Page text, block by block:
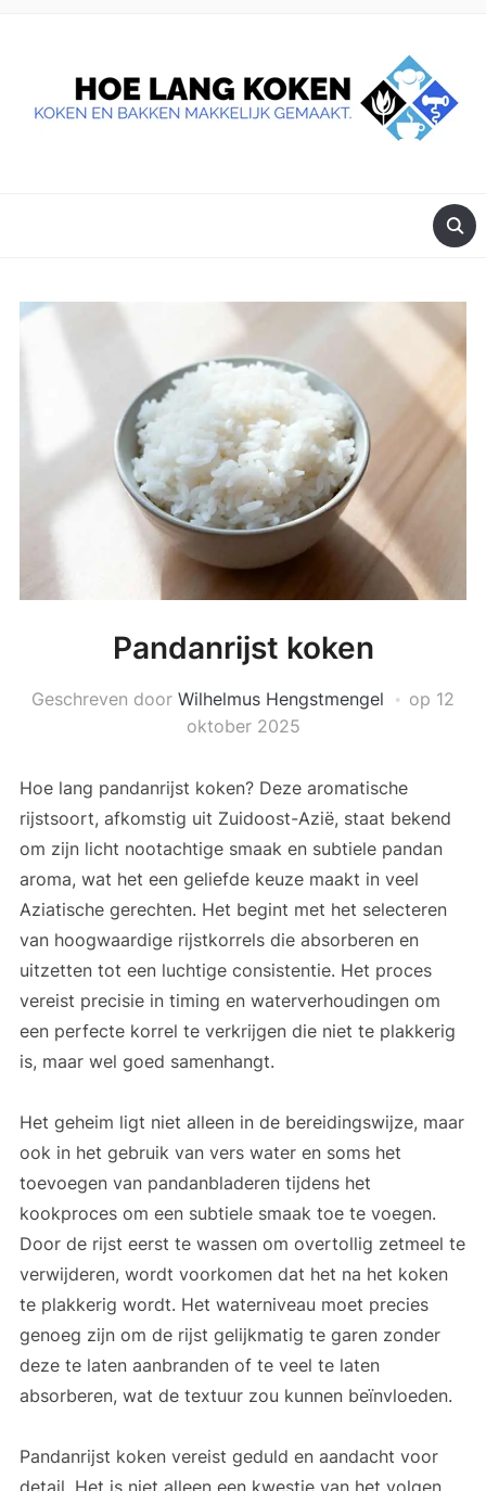
Pandanrijst koken
Geschreven door Wilhelmus Hengstmengel op 12
oktober 2025
Hoe lang pandanrijst koken? Deze aromatische
rijstsoort, afkomstig uit Zuidoost-Azië, staat bekend
om zijn licht nootachtige smaak en subtiele pandan
aroma, wat het een geliefde keuze maakt in veel
Aziatische gerechten. Het begint met het selecteren
van hoogwaardige rijstkorrels die absorberen en
uitzetten tot een luchtige consistentie. Het proces
vereist precisie in timing en waterverhoudingen om
een perfecte korrel te verkrijgen die niet te plakkerig
is, maar wel goed samenhangt.
Het geheim ligt niet alleen in de bereidingswijze, maar
ook in het gebruik van vers water en soms het
toevoegen van pandanbladeren tijdens het
kookproces om een subtiele smaak toe te voegen.
Door de rijst eerst te wassen om overtollig zetmeel te
verwijderen, wordt voorkomen dat het na het koken
te plakkerig wordt. Het waterniveau moet precies
genoeg zijn om de rijst gelijkmatig te garen zonder
deze te laten aanbranden of te veel te laten
absorberen, wat de textuur zou kunnen beïnvloeden.
Pandanrijst koken vereist geduld en aandacht voor
detail. Het is niet alleen een kwestie van het volgen